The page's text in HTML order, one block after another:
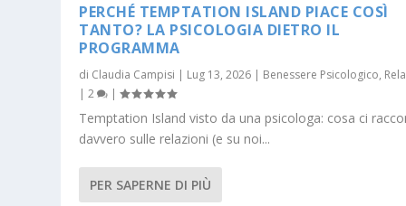
PERCHÉ TEMPTATION ISLAND PIACE COSÌ
TANTO? LA PSICOLOGIA DIETRO IL
PROGRAMMA
di Claudia Campisi | Lug 13, 2026 | Benessere Psicologico,
|2 |
Temptation Island visto da una psicologa: cosa ci
davvero sulle relazioni (e su noi...
PER SAPERNE DI PIÙ